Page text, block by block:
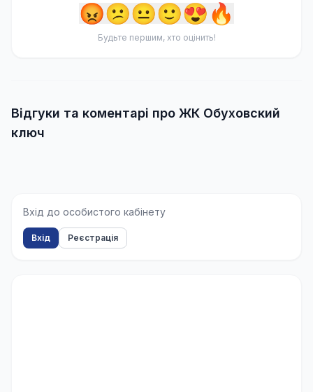
😡😕😐🙂😍🔥
Будьте першим, хто оцінить!
Відгуки та коментарі про ЖК Обуховский
ключ
Вхід до особистого кабінету
Вхід Реєстрація